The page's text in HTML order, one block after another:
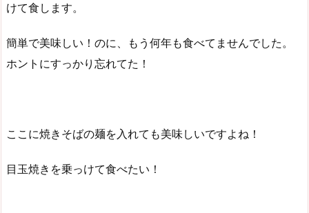
けて食します。
簡単で美味しい！のに、もう何年も食べてませんでした。
ホントにすっかり忘れてた！
ここに焼きそばの麺を入れても美味しいですよね！
目玉焼きを乗っけて食べたい！